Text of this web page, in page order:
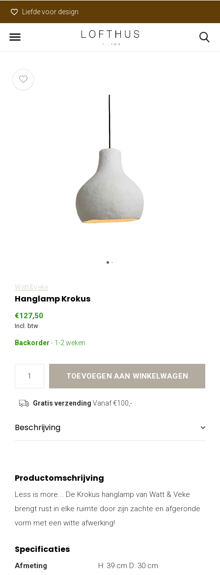
Liefde voor design
Watt&Veke
Hanglamp Krokus
€127,50
Incl. btw
Backorder - 1-2 weken
TOEVOEGEN AAN WINKELWAGEN
Gratis verzending Vanaf €100,-
Beschrijving
Productomschrijving
Less is more... De Krokus hanglamp van Watt & Veke
brengt rust in elke ruimte door zijn zachte en afgeronde
vorm met een witte afwerking!
Specificaties
Afmeting
H: 39 cm D: 30 cm